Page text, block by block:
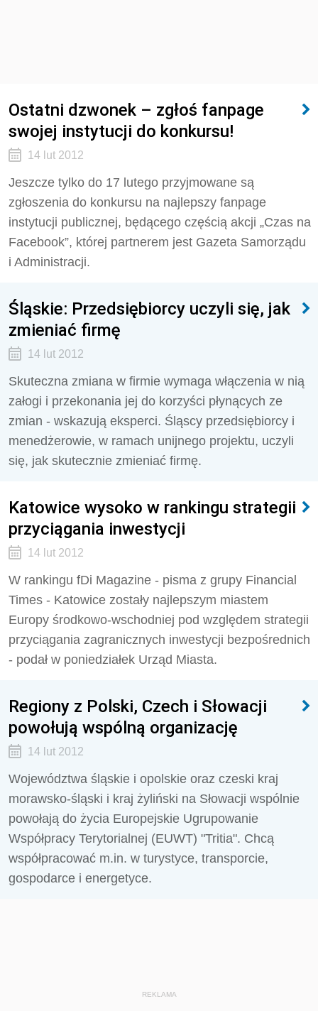
Ostatni dzwonek – zgłoś fanpage
swojej instytucji do konkursu!
14 lut 2012
Jeszcze tylko do 17 lutego przyjmowane są
zgłoszenia do konkursu na najlepszy fanpage
instytucji publicznej, będącego częścią akcji „Czas na
Facebook”, której partnerem jest Gazeta Samorządu
i Administracji.
Śląskie: Przedsiębiorcy uczyli się, jak
zmieniać firmę
14 lut 2012
Skuteczna zmiana w firmie wymaga włączenia w nią
załogi i przekonania jej do korzyści płynących ze
zmian - wskazują eksperci. Śląscy przedsiębiorcy i
menedżerowie, w ramach unijnego projektu, uczyli
się, jak skutecznie zmieniać firmę.
Katowice wysoko w rankingu strategii
przyciągania inwestycji
14 lut 2012
W rankingu fDi Magazine - pisma z grupy Financial
Times - Katowice zostały najlepszym miastem
Europy środkowo-wschodniej pod względem strategii
przyciągania zagranicznych inwestycji bezpośrednich
- podał w poniedziałek Urząd Miasta.
Regiony z Polski, Czech i Słowacji
powołują wspólną organizację
14 lut 2012
Województwa śląskie i opolskie oraz czeski kraj
morawsko-śląski i kraj żyliński na Słowacji wspólnie
powołają do życia Europejskie Ugrupowanie
Współpracy Terytorialnej (EUWT) "Tritia". Chcą
współpracować m.in. w turystyce, transporcie,
gospodarce i energetyce.
REKLAMA